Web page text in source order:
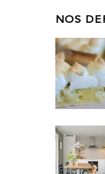
NOS